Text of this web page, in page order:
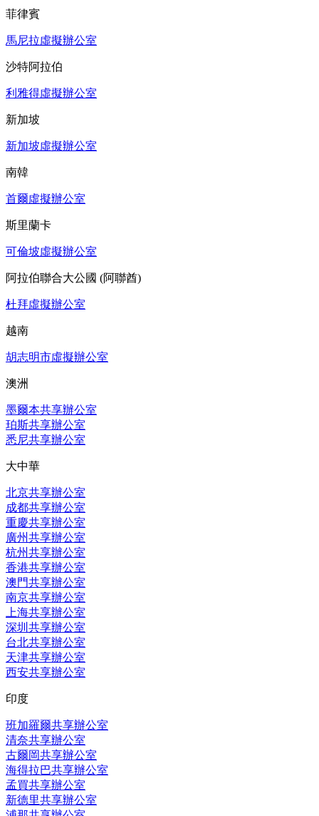
菲律賓
馬尼拉虛擬辦公室
沙特阿拉伯
利雅得虛擬辦公室
新加坡
新加坡虛擬辦公室
南韓
首爾虛擬辦公室
斯里蘭卡
可倫坡虛擬辦公室
阿拉伯聯合大公國 (阿聯酋)
杜拜虛擬辦公室
越南
胡志明市虛擬辦公室
澳洲
墨爾本共享辦公室
珀斯共享辦公室
悉尼共享辦公室
大中華
北京共享辦公室
成都共享辦公室
重慶共享辦公室
廣州共享辦公室
杭州共享辦公室
香港共享辦公室
澳門共享辦公室
南京共享辦公室
上海共享辦公室
深圳共享辦公室
台北共享辦公室
天津共享辦公室
西安共享辦公室
印度
班加羅爾共享辦公室
清奈共享辦公室
古爾岡共享辦公室
海得拉巴共享辦公室
孟買共享辦公室
新德里共享辦公室